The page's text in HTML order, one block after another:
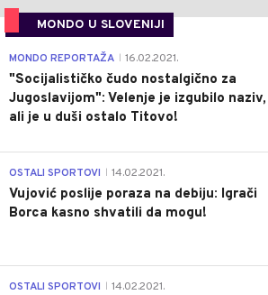
MONDO U SLOVENIJI
MONDO REPORTAŽA 16.02.2021.
"Socijalističko čudo nostalgično za
Jugoslavijom": Velenje je izgubilo naziv,
ali je u duši ostalo Titovo!
OSTALI SPORTOVI 14.02.2021.
Vujović poslije poraza na debiju: Igrači
Borca kasno shvatili da mogu!
OSTALI SPORTOVI 14.02.2021.